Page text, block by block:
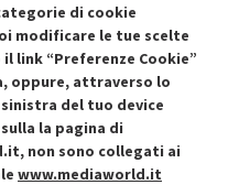
Recedere dal contratto qui
di cookie
modificare le tue scelte
link “Preferenze Cookie”
oppure, attraverso lo
del tuo device
la pagina di
non sono collegati ai
www.mediaworld.it